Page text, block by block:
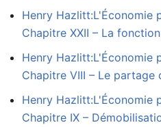
Henry Hazlitt:L'Économie
Chapitre XXII – La
Henry Hazlitt:L'Économie
Chapitre VIII – Le partage
Henry Hazlitt:L'Économie
Chapitre IX –